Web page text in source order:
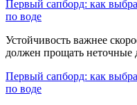
Первый сапборд: как
по воде
Устойчивость важнее
должен прощать
Первый сапборд: как
по воде